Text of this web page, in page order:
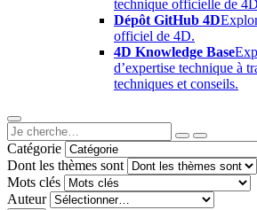
technique officielle de
Dépôt GitHub 4D
officiel de 4D.
4D Knowledge Base
d’expertise technique à
techniques et conseils.
Catégorie
Dont les thèmes sont
Mots clés
Auteur